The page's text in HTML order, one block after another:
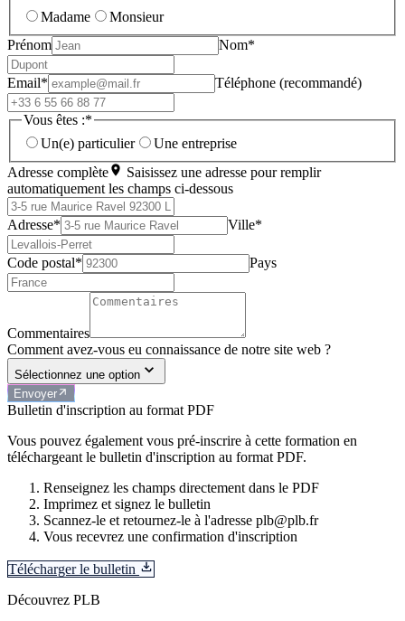
Madame
Monsieur
Prénom
Nom*
Email* Téléphone (recommandé)
Vous êtes :*
Un(e) particulier
Une entreprise
Adresse complète
Saisissez une adresse pour remplir
automatiquement les champs ci-dessous
Adresse* Ville*
Code postal* Pays
Commentaires
Comment avez-vous eu connaissance de notre site web ?
Sélectionnez une option
Envoyer
Bulletin d'inscription au format PDF
Vous pouvez également vous pré-inscrire à cette formation en
téléchargeant le bulletin d'inscription au format PDF.
Renseignez les champs directement dans le PDF
Imprimez et signez le bulletin
Scannez-le et retournez-le à l'adresse plb@plb.fr
Vous recevrez une confirmation d'inscription
Télécharger le bulletin
Découvrez PLB